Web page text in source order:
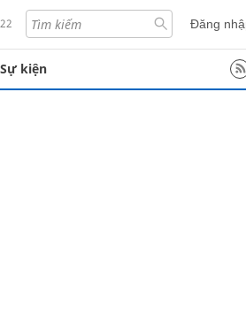
Đăng
Sự kiện